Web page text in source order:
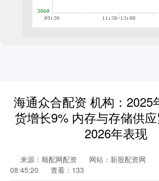
海通众合配资 机构：2025
货增长9% 内存与存储供
2026年表现
来源：顺配网配资 网站：新股配资网
08:45:20
查看：133